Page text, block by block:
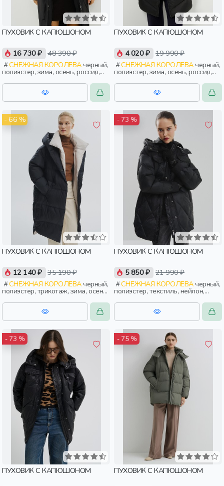
ПУХОВИК С КАПЮШОНОМ
16 730 ₽ 48 390 ₽
СНЕЖНАЯ КОРОЛЕВАчерный,
полиэстер, зима, осень, россия,
удлиненные, капюшон, застежка,
утепленные, приталенные,
кнопки, прорези, карман, кулиска,
пояс, женщины, взрослые
ПУХОВИК С КАПЮШОНОМ
4 020 ₽ 19 990 ₽
СНЕЖНАЯ КОРОЛЕВАчерный,
полиэстер, зима, осень, россия,
прямые, капюшон, молния,
застежка, утепленные, стеганые,
прорези, карман, женщины,
взрослые
- 66 %
ПУХОВИК С КАПЮШОНОМ
12 140 ₽ 35 190 ₽
СНЕЖНАЯ КОРОЛЕВАчерный,
полиэстер, трикотаж, зима, осень,
россия, женщины, взрослые
- 73 %
ПУХОВИК С КАПЮШОНОМ
5 850 ₽ 21 990 ₽
СНЕЖНАЯ КОРОЛЕВАчерный,
полиэстер, текстиль, нейлон,
зима, осень, россия, прямые,
капюшон, застежка, утепленные,
стеганые, кнопки, прорези,
карман, воротник, женщины,
- 73 %
ПУХОВИК С КАПЮШОНОМ
- 75 %
ПУХОВИК С КАПЮШОНОМ